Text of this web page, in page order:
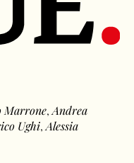
Marrone,Andrea
Ughi,Alessia